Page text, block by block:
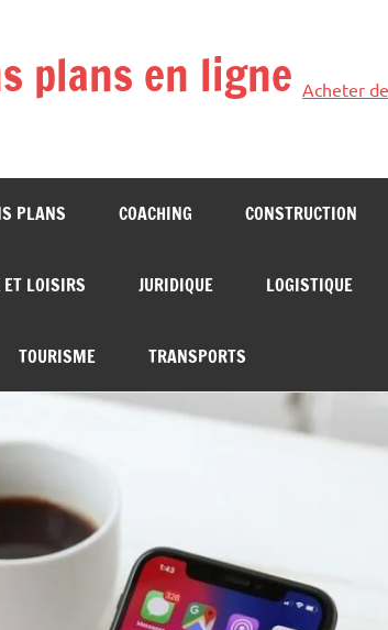
plans en ligne Acheter
PLANS COACHING CONSTRUCTION
ET LOISIRS JURIDIQUE LOGISTIQUE
TOURISME TRANSPORTS